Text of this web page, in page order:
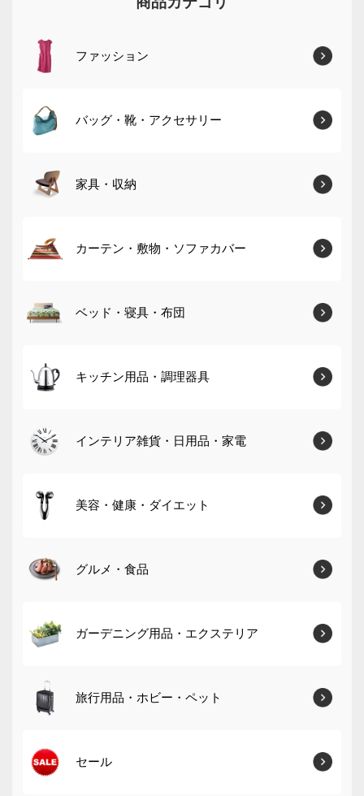
ファッション
バッグ・靴・アクセサリー
家具・収納
カーテン・敷物・ソファカバー
ベッド・寝具・布団
キッチン用品・調理器具
インテリア雑貨・日用品・家電
美容・健康・ダイエット
グルメ・食品
ガーデニング用品・エクステリア
旅行用品・ホビー・ペット
セール